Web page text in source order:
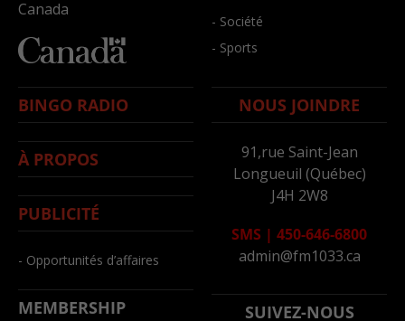
Canada
- Société
- Sports
BINGO RADIO
À PROPOS
PUBLICITÉ
- Opportunités d’affaires
MEMBERSHIP
NOUS JOINDRE
91,rue Saint-Jean
Longueuil (Québec)
J4H 2W8
SMS | 450-646-6800
admin@fm1033.ca
SUIVEZ-NOUS